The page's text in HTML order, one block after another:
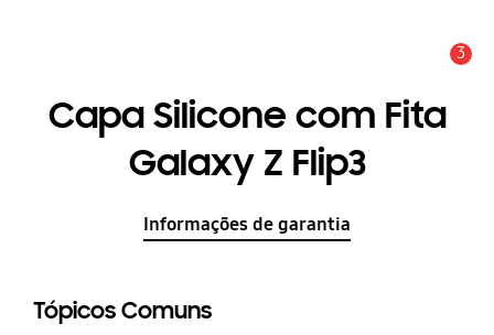
3
Capa Silicone com Fita
Galaxy Z Flip3
Informações de garantia
Tópicos Comuns